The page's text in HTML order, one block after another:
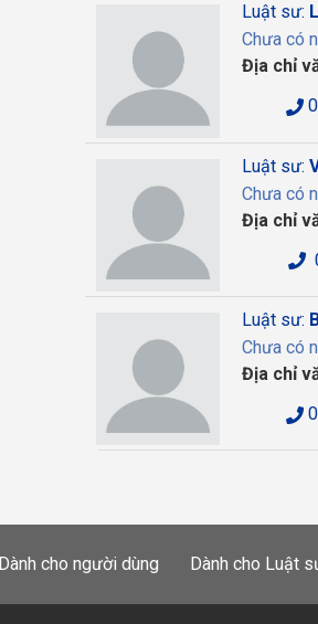
Luật sư:
Chưa có
Địa chỉ
Luật sư:
Chưa có
Địa chỉ
Luật sư:
Chưa có
Địa chỉ
Dành cho người dùng Dành cho Luật